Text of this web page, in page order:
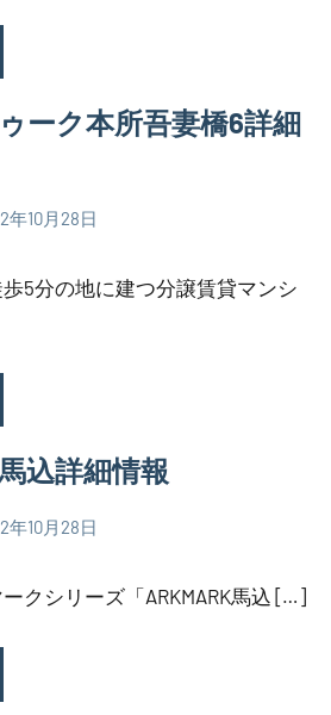
ーク本所吾妻橋6詳細
年10月28日
5分の地に建つ分譲賃貸マンシ
込詳細情報
年10月28日
クシリーズ「ARKMARK馬込 […]